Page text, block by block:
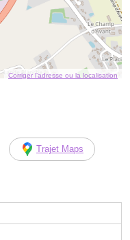
Corriger l’adresse ou la localisation
Trajet Maps